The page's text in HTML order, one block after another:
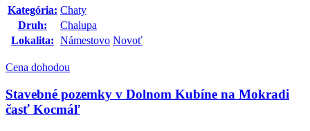
Kategória: Chaty
Druh:
Chalupa
Lokalita: Námestovo Novoť
Cena dohodou
Stavebné pozemky v Dolnom Kubíne na Mokradi
časť Kocmáľ